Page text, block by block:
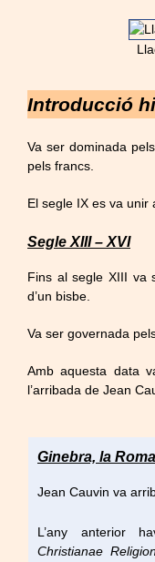
Introducció
Va ser dominada
pels francs.
El segle IX es va unir
Segle XIII – XVI
Fins al segle XIII va
d’un bisbe.
Va ser governada
Amb aquesta data
l’arribada de Jean
Ginebra, la
Jean Cauvin va
L’any anterior
Christianae